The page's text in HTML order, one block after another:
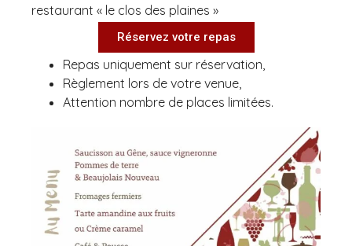
restaurant « le clos des plaines »
Réservez votre repas
Repas uniquement sur réservation,
Règlement lors de votre venue,
Attention nombre de places limitées.